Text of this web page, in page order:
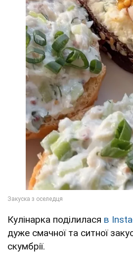
Кулінарка поділилася в
дуже смачної та ситної
скумбрії.